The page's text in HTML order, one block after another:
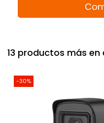
13 productos más
-30%